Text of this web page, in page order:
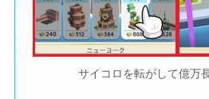
サイコロを転がして億万